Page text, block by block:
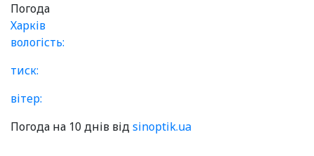
Погода
Харків
вологість:
тиск:
вітер:
Погода на 10 днів відsinoptik.ua